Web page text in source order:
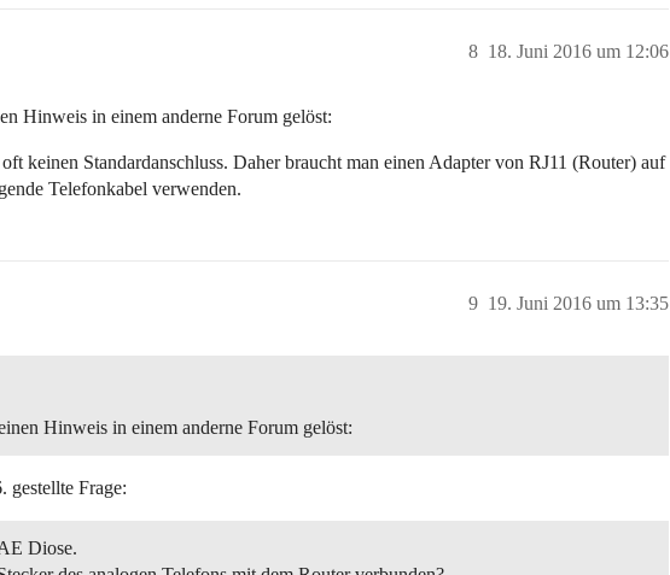
18. Juni 2016 um 12:06
8
Hinweis in einem anderne Forum gelöst:
keinen Standardanschluss. Daher braucht man einen Adapter von RJ11 (Router) auf
Telefonkabel verwenden.
19. Juni 2016 um 13:35
9
Hinweis in einem anderne Forum gelöst:
gestellte Frage:
Diose.